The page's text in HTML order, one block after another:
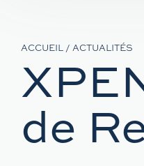
ACCUEIL / ACTUALITÉS
de